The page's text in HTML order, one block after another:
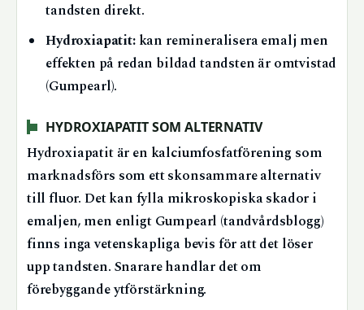
tandsten direkt.
Hydroxiapatit:kan remineralisera emalj men
effekten på redan bildad tandsten är omtvistad
(Gumpearl).
HYDROXIAPATIT SOM ALTERNATIV
Hydroxiapatit är en kalciumfosfatförening som
marknadsförs som ett skonsammare alternativ
till fluor. Det kan fylla mikroskopiska skador i
emaljen, men enligt Gumpearl (tandvårdsblogg)
finns inga vetenskapliga bevis för att det löser
upp tandsten. Snarare handlar det om
förebyggande ytförstärkning.